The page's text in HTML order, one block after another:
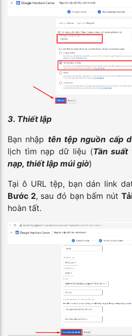
3. Thiết lập
Bạn nhập tên tệp nguồn cấp
lịch tìm nạp dữ liệu (Tần
nạp, thiết lập múi giờ)
Tại ô URL tệp, bạn dán link
Bước 2, sau đó bạn bấm nút
hoàn tất.